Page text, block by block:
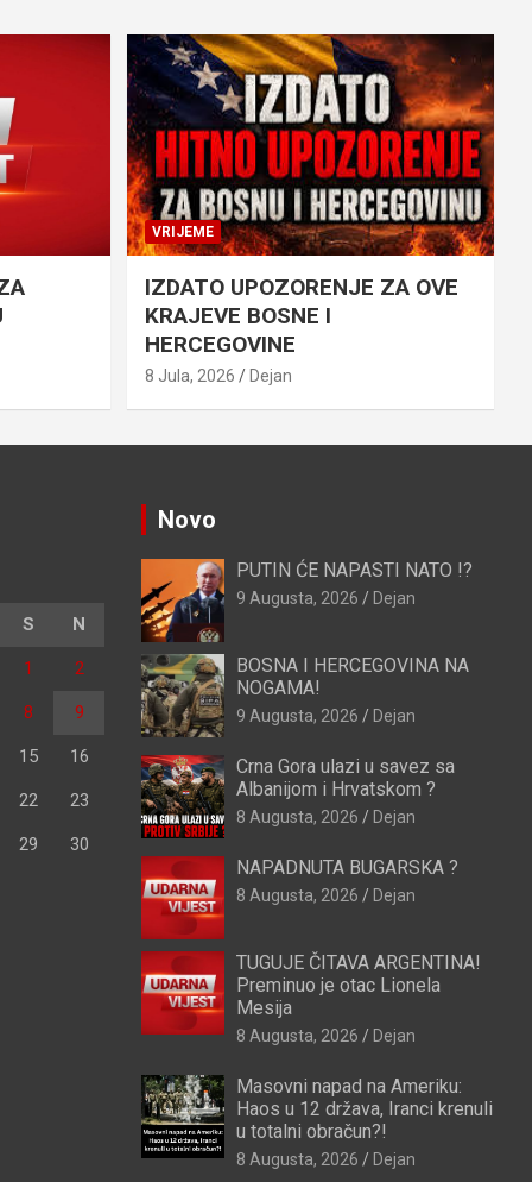
VRIJEME
IZDATO UPOZORENJE ZA OVE
KRAJEVE BOSNE I
HERCEGOVINE
8 Jula, 2026 Dejan
S N
1 2
8 9
15 16
22 23
29 30
Novo
PUTIN ĆE NAPASTI NATO !?
9 Augusta, 2026 Dejan
BOSNA I HERCEGOVINA NA
NOGAMA!
9 Augusta, 2026 Dejan
Crna Gora ulazi u savez sa
Albanijom i Hrvatskom ?
8 Augusta, 2026 Dejan
NAPADNUTA BUGARSKA ?
8 Augusta, 2026 Dejan
TUGUJE ČITAVA ARGENTINA!
Preminuo je otac Lionela
Mesija
8 Augusta, 2026 Dejan
Masovni napad na Ameriku:
Haos u 12 država, Iranci krenuli
u totalni obračun?!
8 Augusta, 2026 Dejan